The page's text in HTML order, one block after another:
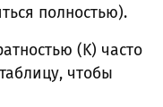
полностью).
(K) часто
чтобы